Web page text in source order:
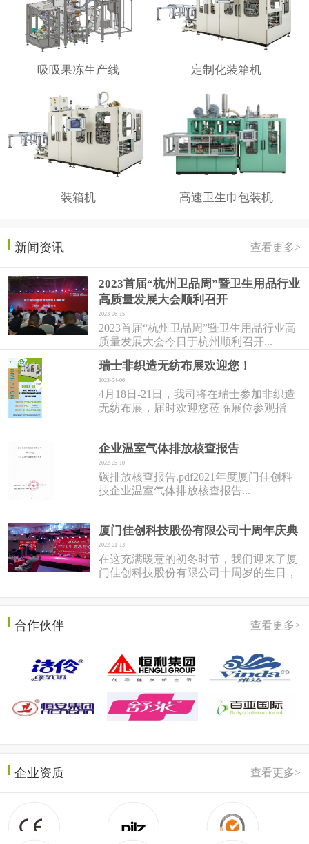
吸吸果冻生产线 定制化装箱机
装箱机 高速卫生巾包装机
新闻资讯 查看更多>
2023首届“杭州卫品周”暨卫生用品行业
高质量发展大会顺利召开
2023-06-15
2023首届“杭州卫品周”暨卫生用品行业高
质量发展大会今日于杭州顺利召开...
瑞士非织造无纺布展欢迎您！
2023-04-06
4月18日-21日，我司将在瑞士参加非织造
无纺布展，届时欢迎您莅临展位参观指
企业温室气体排放核查报告
2022-05-10
碳排放核查报告.pdf2021年度厦门佳创科
技企业温室气体排放核查报告...
厦门佳创科技股份有限公司十周年庆典
2022-01-13
在这充满暖意的初冬时节，我们迎来了厦
门佳创科技股份有限公司十周岁的生日，
重召开。岱总回想十年前，佳...
合作伙伴 查看更多>
企业资质 查看更多>